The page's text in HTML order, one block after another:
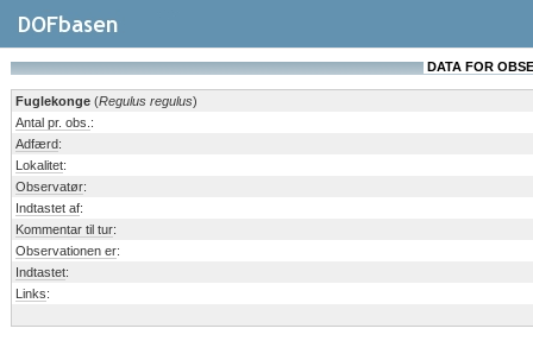
DATA FOR
Fuglekonge (Regulus regulus)
Antal pr. obs. :
Adfærd:
Lokalitet:
Observatør:
Indtastet af:
Kommentar til tur:
Observationen er:
Indtastet:
Links: